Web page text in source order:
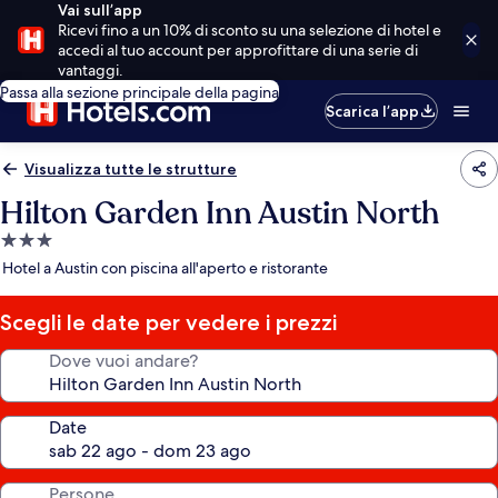
Vai sull’app
Ricevi fino a un 10% di sconto su una selezione di hotel e
accedi al tuo account per approfittare di una serie di
vantaggi.
Passa alla sezione principale della pagina
Scarica l’app
Visualizza tutte le strutture
Hilton Garden Inn Austin North
Struttura
a
stelle
Hotel a Austin con piscina all'aperto e ristorante
Scegli le date per vedere i prezzi
Dove vuoi andare?
Date